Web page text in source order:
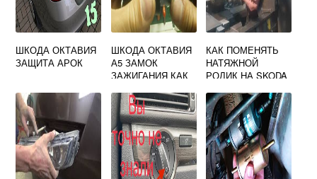
ШКОДА ОКТАВИЯ
ЗАЩИТА АРОК
ШКОДА ОКТАВИЯ
А5 ЗАМОК
ЗАЖИГАНИЯ КАК
КАК ПОМЕНЯТЬ
НАТЯЖНОЙ
РОЛИК НА SKODA